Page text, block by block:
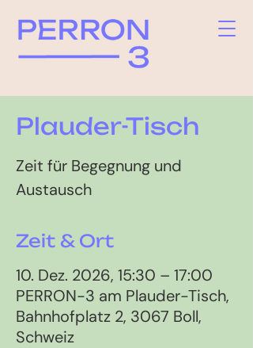
Plauder-Tisch
Zeit für Begegnung und
Austausch
Zeit & Ort
10. Dez. 2026, 15:30 – 17:00
PERRON-3 am Plauder-Tisch,
Bahnhofplatz 2, 3067 Boll,
Schweiz